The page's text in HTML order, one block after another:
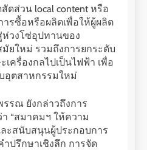
ส่วน local content หรือ
รซื้อหรือผลิตเพื่อให้ผู้ผลิต
วงโซ่อุปทานของ
ยใหม่ รวมถึงการยกระดับ
ครื่องกลไปเป็นไฟฟ้า เพื่อ
ตสาหกรรมใหม่
รณ ยังกล่าวถึงการ
“สมาคมฯ ให้ความ
ะสนับสนุนผู้ประกอบการ
ำปรึกษาเชิงลึก การจัด